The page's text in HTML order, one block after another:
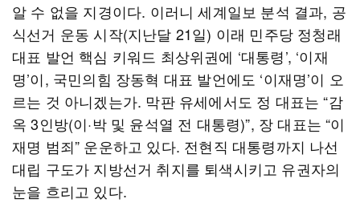
알 수 없을 지경이다. 이러니 세계일보 분석 결과, 공
식선거 운동 시작(지난달 21일) 이래 민주당 정청래
대표 발언 핵심 키워드 최상위권에 ‘대통령’, ‘이재
명’이, 국민의힘 장동혁 대표 발언에도 ‘이재명’이 오
르는 것 아니겠는가. 막판 유세에서도 정 대표는 “감
옥 3인방(이·박 및 윤석열 전 대통령)”, 장 대표는 “이
재명 범죄” 운운하고 있다. 전현직 대통령까지 나선
대립 구도가 지방선거 취지를 퇴색시키고 유권자의
눈을 흐리고 있다.